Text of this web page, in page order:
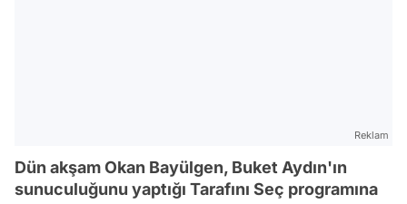
Reklam
Dün akşam Okan Bayülgen, Buket Aydın'ın
sunuculuğunu yaptığı Tarafını Seç programına